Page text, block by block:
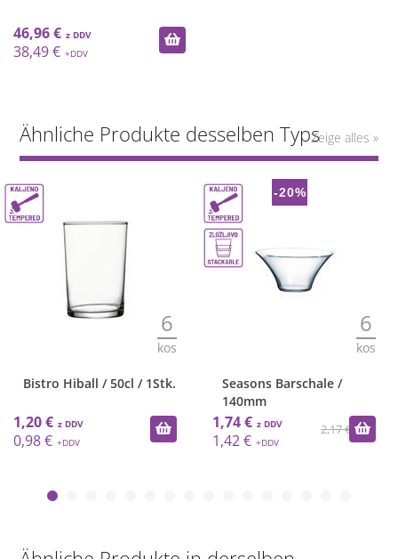
46,96 €
38,49 €
Ähnliche Produkte desselben TypsZeige alles »
6
kos
Bistro Hiball / 50cl / 1Stk.
1,20 €
0,98 €
-20%
6
kos
Seasons Barschale /
140mm
2,17 €
1,74 €
1,42 €